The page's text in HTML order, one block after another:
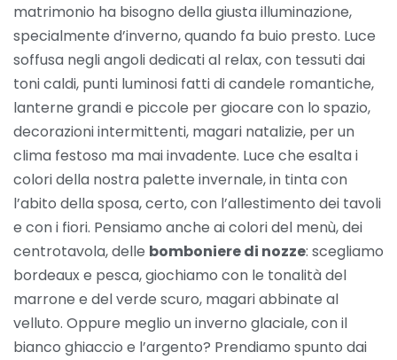
matrimonio ha bisogno della giusta illuminazione,
specialmente d’inverno, quando fa buio presto. Luce
soffusa negli angoli dedicati al relax, con tessuti dai
toni caldi, punti luminosi fatti di candele romantiche,
lanterne grandi e piccole per giocare con lo spazio,
decorazioni intermittenti, magari natalizie, per un
clima festoso ma mai invadente. Luce che esalta i
colori della nostra palette invernale, in tinta con
l’abito della sposa, certo, con l’allestimento dei tavoli
e con i fiori. Pensiamo anche ai colori del menù, dei
centrotavola, delle bomboniere di nozze: scegliamo
bordeaux e pesca, giochiamo con le tonalità del
marrone e del verde scuro, magari abbinate al
velluto. Oppure meglio un inverno glaciale, con il
bianco ghiaccio e l’argento? Prendiamo spunto dai